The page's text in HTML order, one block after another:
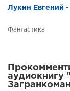
Лукин Евгений
Фантастика
аудиокнигу